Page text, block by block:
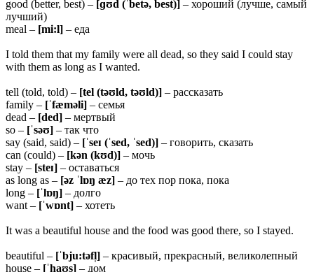
good (better, best) – [ɡʊd (ˈbetə, best)] – хороший (лучше, самый
лучший)
meal – [mi:l] – еда
I told them that my family were all dead, so they said I could stay
with them as long as I wanted.
tell (told, told) – [tel (təʊld, təʊld)] – рассказать
family – [ˈfæməli] – семья
dead – [ded] – мертвый
so – [ˈsəʊ] – так что
say (said, said) – [ˈseɪ (ˈsed, ˈsed)] – говорить, сказать
can (could) – [kən (kʊd)] – мочь
stay – [steɪ] – оставаться
as long as – [əz ˈlɒŋ æz] – до тех пор пока, пока
long – [ˈlɒŋ] – долго
want – [ˈwɒnt] – хотеть
It was a beautiful house and the food was good there, so I stayed.
beautiful – [ˈbju:təfl̩] – красивый, прекрасный, великолепный
house – [ˈhaʊs] – дом